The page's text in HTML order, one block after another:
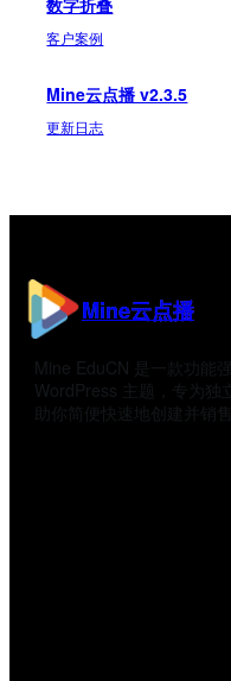
数字折叠
客户案例
Mine云点播 v2.3.5
更新日志
Mine云点播
Mine EduCN 是一款功能
WordPress 主题，专为独
助你简便快速地创建并销